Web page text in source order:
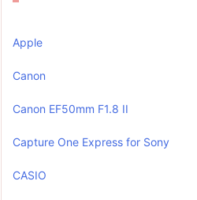
Apple
Canon
Canon EF50mm F1.8 II
Capture One Express for Sony
CASIO